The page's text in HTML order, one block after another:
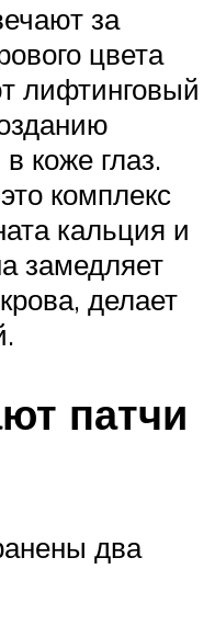
за
цвета
лифтинговый
коже глаз.
комплекс
кальция и
замедляет
делает
патчи
два